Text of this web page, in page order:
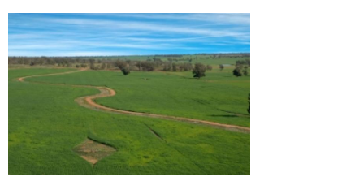
PRAWO NA CO DZIEŃ
PRAWO W BIZNESIE
ZMIANY W PRAWIE